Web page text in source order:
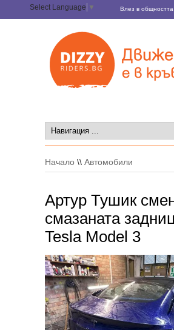
Select Language ▼ Влез в общността
Начало \\ Автомобили
Артур Тушик
смазаната
Tesla Model 3